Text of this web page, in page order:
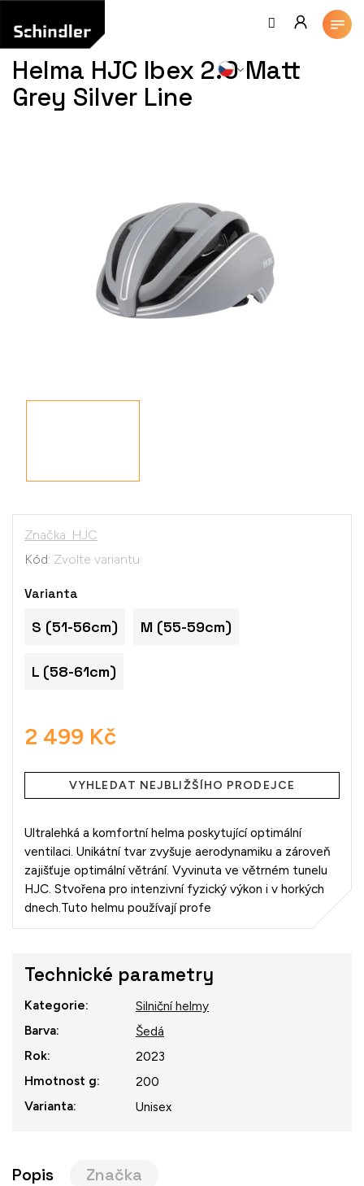
obsah
Helma HJC Ibex 2.0 Matt
Grey Silver Line
Značka: HJC
Kód: Zvolte variantu
2 499 Kč
cena:
VYHLEDAT NEJBLIŽŠÍHO PRODEJCE
Varianta
S (51-56cm) M (55-59cm)
L (58-61cm)
Ultralehká a komfortní helma poskytující optimální
ventilaci. Unikátní tvar zvyšuje aerodynamiku a zároveň
zajišťuje optimální větrání. Vyvinuta ve větrném tunelu
HJC. Stvořena pro intenzivní fyzický výkon i v horkých
dnech.Tuto helmu používají profe
Technické parametry
Kategorie:
Silniční helmy
Barva:
Šedá
Rok:
2023
Hmotnost g:
200
Varianta: Unisex
Popis Značka